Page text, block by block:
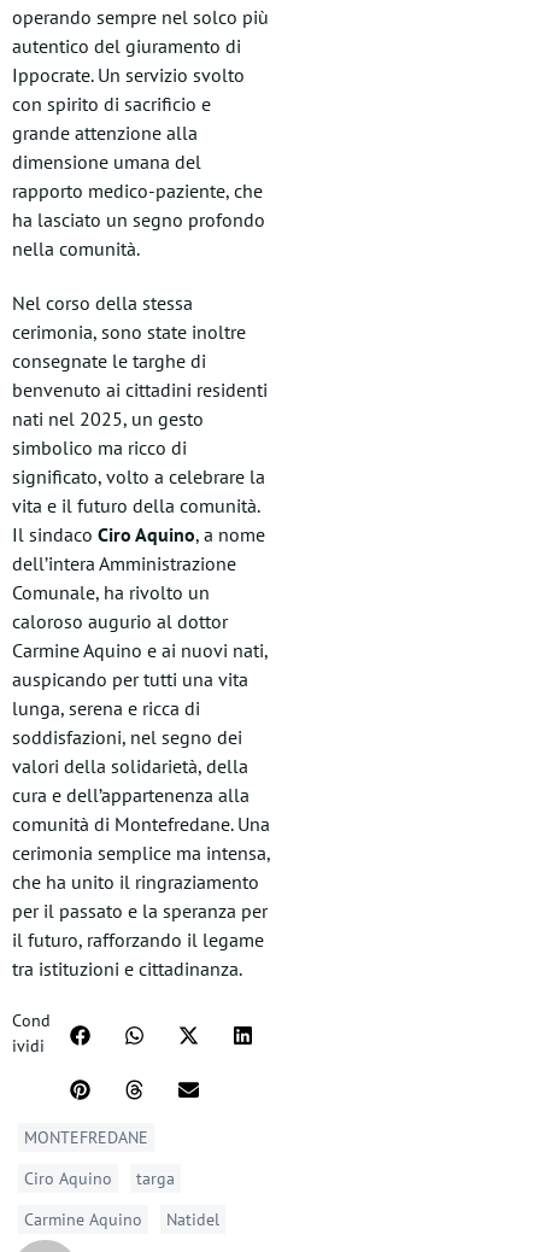
operando sempre nel solco più
autentico del giuramento di
Ippocrate. Un servizio svolto
con spirito di sacrificio e
grande attenzione alla
dimensione umana del
rapporto medico-paziente, che
ha lasciato un segno profondo
nella comunità.
Nel corso della stessa
cerimonia, sono state inoltre
consegnate le targhe di
benvenuto ai cittadini residenti
nati nel 2025, un gesto
simbolico ma ricco di
significato, volto a celebrare la
vita e il futuro della comunità.
Il sindaco Ciro Aquino, a nome
dell’intera Amministrazione
Comunale, ha rivolto un
caloroso augurio al dottor
Carmine Aquino e ai nuovi nati,
auspicando per tutti una vita
lunga, serena e ricca di
soddisfazioni, nel segno dei
valori della solidarietà, della
cura e dell’appartenenza alla
comunità di Montefredane. Una
cerimonia semplice ma intensa,
che ha unito il ringraziamento
per il passato e la speranza per
il futuro, rafforzando il legame
tra istituzioni e cittadinanza.
Cond
ividi
MONTEFREDANE
Ciro Aquino
targa
Carmine Aquino
Natidel